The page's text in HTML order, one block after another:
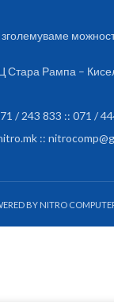
Стара Рампа –
/ 243 833 :: 071 /
::
BY NITRO